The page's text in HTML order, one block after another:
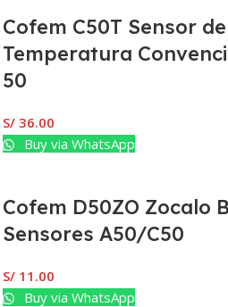
Cofem C50T Sensor de
Temperatura
50
S/36.00
Buy via WhatsApp
Cofem D50ZO Zocalo
Sensores A50/C50
S/11.00
Buy via WhatsApp